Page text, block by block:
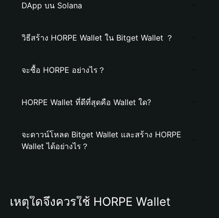
DApp บน Solana
วิธีสร้าง HORPE Wallet ใน Bitget Wallet ？
จะซื้อ HORPE อย่างไร？
HORPE Wallet ที่ดีที่สุดคือ Wallet ใด?
จะดาวน์โหลด Bitget Wallet และสร้าง HORPE
Wallet ได้อย่างไร？
เหตุใดจึงควรใช้ HORPE Wallet